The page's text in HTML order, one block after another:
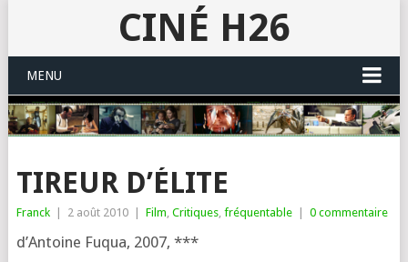
CINÉ H26
MENU
TIREUR D’ÉLITE
Franck 2 août 2010 Film, Critiques, fréquentable 0 commentaire
d’Antoine Fuqua, 2007, ***